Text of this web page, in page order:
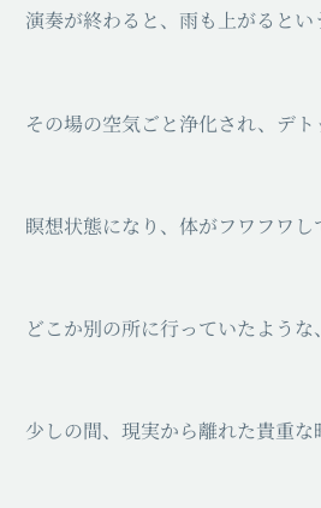
演奏が終わると、雨も上がるとい
その場の空気ごと浄化され、デ
瞑想状態になり、体がフワフワし
どこか別の所に行っていたよう
少しの間、現実から離れた貴重